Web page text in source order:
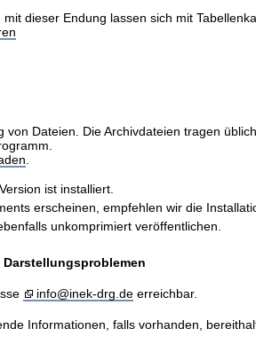
dieser Endung lassen sich mit
Dateien. Die Archivdateien tragen
.
ist installiert.
erscheinen, empfehlen wir die
unkomprimiert veröffentlichen.
info@inek-drg.de erreichbar.
Informationen, falls vorhanden,